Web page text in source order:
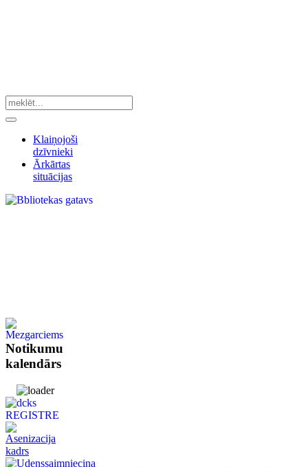
Klaiņojoši
dzīvnieki
Ārkārtas
situācijas
Notikumu
kalendārs